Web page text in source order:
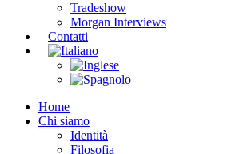
Tradeshow
Morgan Interviews
Contatti
Home
Chi siamo
Identità
Filosofia